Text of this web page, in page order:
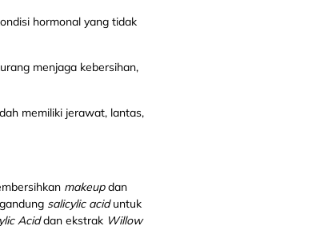
hormonal yang tidak
menjaga kebersihan,
memiliki jerawat, lantas,
makeupdan
salicylic aciduntuk
Aciddan ekstrak Willow